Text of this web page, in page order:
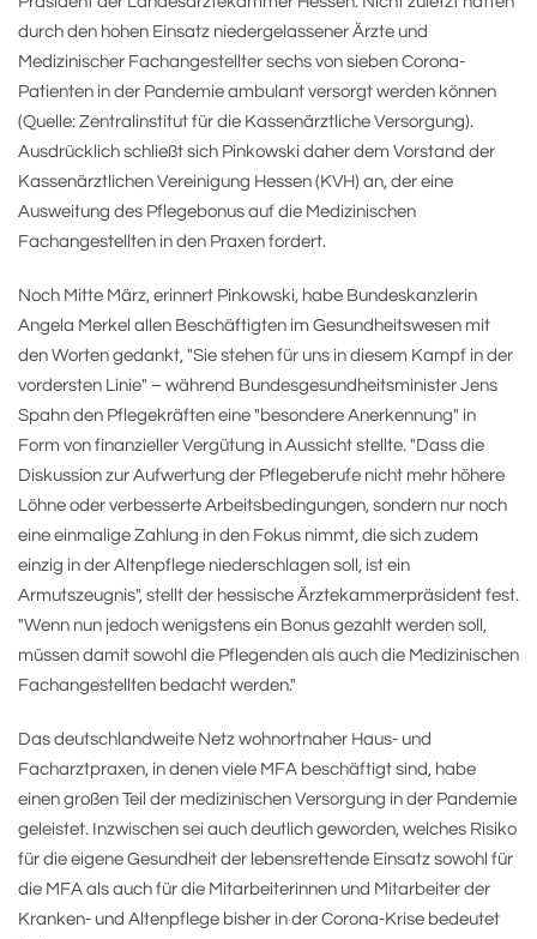
durch den hohen Einsatz niedergelassener Ärzte und
Medizinischer Fachangestellter sechs von sieben Corona-
Patienten in der Pandemie ambulant versorgt werden können
(Quelle: Zentralinstitut für die Kassenärztliche Versorgung).
Ausdrücklich schließt sich Pinkowski daher dem Vorstand der
Kassenärztlichen Vereinigung Hessen (KVH) an, der eine
Ausweitung des Pflegebonus auf die Medizinischen
Fachangestellten in den Praxen fordert.
Noch Mitte März, erinnert Pinkowski, habe Bundeskanzlerin
Angela Merkel allen Beschäftigten im Gesundheitswesen mit
den Worten gedankt, "Sie stehen für uns in diesem Kampf in der
vordersten Linie" – während Bundesgesundheitsminister Jens
Spahn den Pflegekräften eine "besondere Anerkennung" in
Form von finanzieller Vergütung in Aussicht stellte. "Dass die
Diskussion zur Aufwertung der Pflegeberufe nicht mehr höhere
Löhne oder verbesserte Arbeitsbedingungen, sondern nur noch
eine einmalige Zahlung in den Fokus nimmt, die sich zudem
einzig in der Altenpflege niederschlagen soll, ist ein
Armutszeugnis", stellt der hessische Ärztekammerpräsident fest.
"Wenn nun jedoch wenigstens ein Bonus gezahlt werden soll,
müssen damit sowohl die Pflegenden als auch die Medizinischen
Fachangestellten bedacht werden."
Das deutschlandweite Netz wohnortnaher Haus- und
Facharztpraxen, in denen viele MFA beschäftigt sind, habe
einen großen Teil der medizinischen Versorgung in der Pandemie
geleistet. Inzwischen sei auch deutlich geworden, welches Risiko
für die eigene Gesundheit der lebensrettende Einsatz sowohl für
die MFA als auch für die Mitarbeiterinnen und Mitarbeiter der
Kranken- und Altenpflege bisher in der Corona-Krise bedeutet